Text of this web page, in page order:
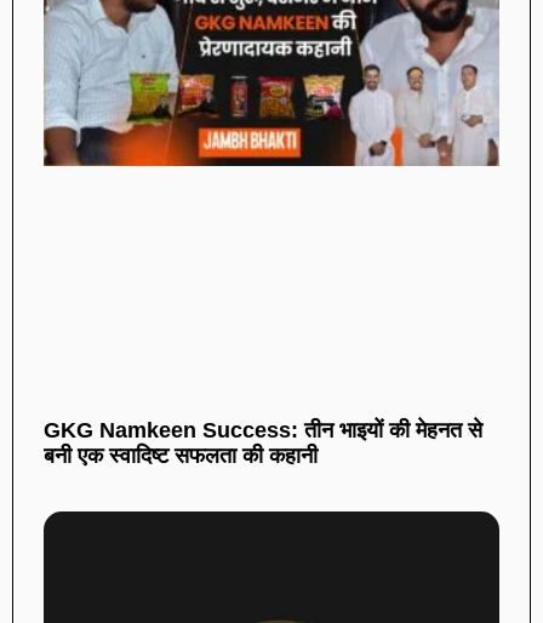
GKG Namkeen Success: तीन भाइयों की मेहनत से
बनी एक स्वादिष्ट सफलता की कहानी